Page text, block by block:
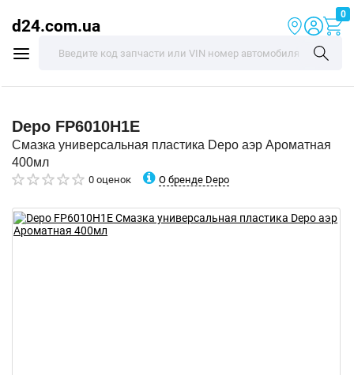
d24.com.ua
0
Depo FP6010H1E
Смазка универсальная пластика Depo аэр Ароматная
400мл
0 оценок О бренде Depo